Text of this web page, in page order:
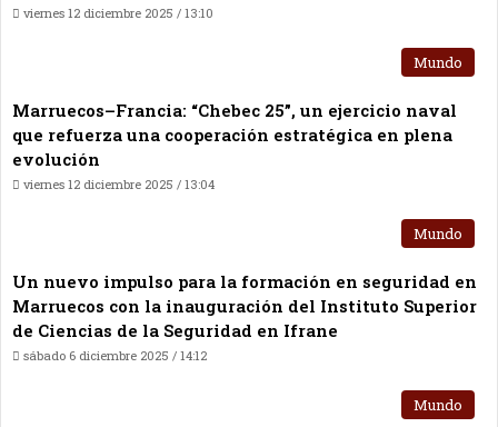
viernes 12 diciembre 2025 / 13:10
Mundo
Marruecos–Francia: “Chebec 25”, un ejercicio naval
que refuerza una cooperación estratégica en plena
evolución
viernes 12 diciembre 2025 / 13:04
Mundo
Un nuevo impulso para la formación en seguridad en
Marruecos con la inauguración del Instituto Superior
de Ciencias de la Seguridad en Ifrane
sábado 6 diciembre 2025 / 14:12
Mundo